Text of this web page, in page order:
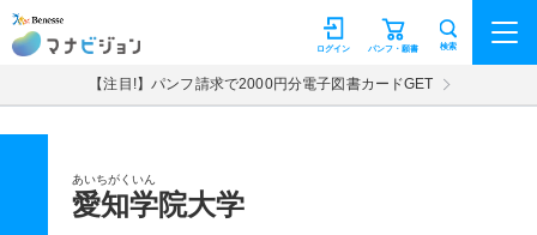
マナビジョン パンフ・願書
ログイン 検索
【注目!】パンフ請求で2000円分電子図書カードGET
あいちがくいん
愛知学院大学